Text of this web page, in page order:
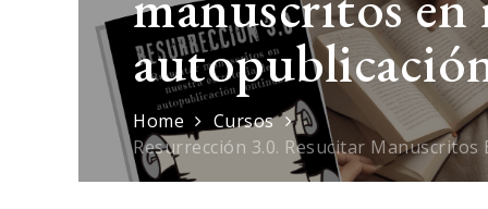
Home
Cursos
Resurrección 3.0. Resucitar